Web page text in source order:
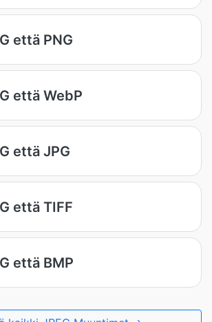
että PNG
että WebP
että JPG
että TIFF
että BMP